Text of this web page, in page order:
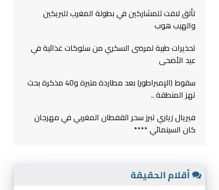
تألق لافت للمشاركين في بطولة المغرب للبريكين
والهيب هوب
تحذيرات طبية لمرضى السكري من سلوكات غذائية في
عيد الأضحى
سقوط (الإمبراطور) بعد مطاردة متيرة و40 مذكرة بحث
تهز المنطقة ..
فيريال زياري تبرز سحر القفطان المغربي في مهرجان
كان السينمائي ****
أقلام الحقيقة